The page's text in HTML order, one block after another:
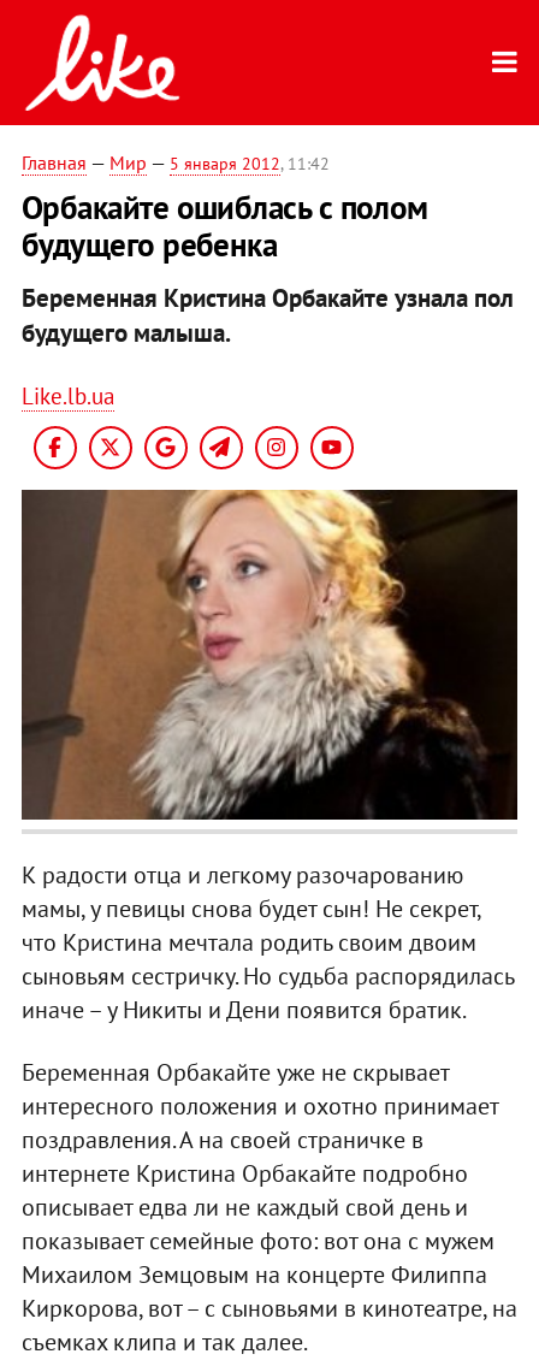
Главная — Мир — 5 января 2012, 11:42
Орбакайте ошиблась с полом
будущего ребенка
Беременная Кристина Орбакайте узнала пол
будущего малыша.
Like.lb.ua
К радости отца и легкому разочарованию
мамы, у певицы снова будет сын! Не секрет,
что Кристина мечтала родить своим двоим
сыновьям сестричку. Но судьба распорядилась
иначе – у Никиты и Дени появится братик.
Беременная Орбакайте уже не скрывает
интересного положения и охотно принимает
поздравления. А на своей страничке в
интернете Кристина Орбакайте подробно
описывает едва ли не каждый свой день и
показывает семейные фото: вот она с мужем
Михаилом Земцовым на концерте Филиппа
Киркорова, вот – с сыновьями в кинотеатре, на
съемках клипа и так далее.